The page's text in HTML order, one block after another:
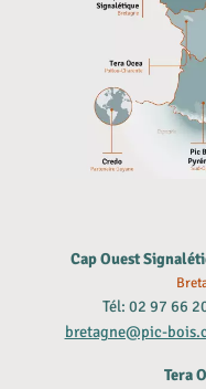
Cap Ouest
Tél: 02 97 66
bretagne@pic-
Tera